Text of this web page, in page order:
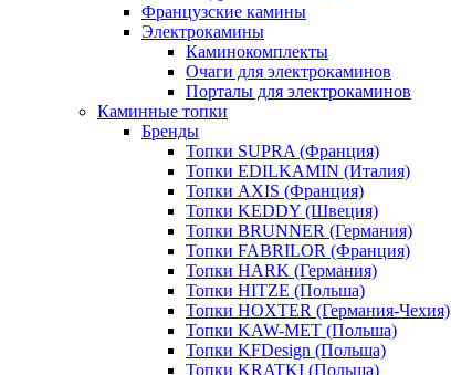
Французские камины
Электрокамины
Каминокомплекты
Очаги для электрокаминов
Порталы для электрокаминов
Каминные топки
Бренды
Топки SUPRA (Франция)
Топки EDILKAMIN (Италия)
Топки AXIS (Франция)
Топки KEDDY (Швеция)
Топки BRUNNER (Германия)
Топки FABRILOR (Франция)
Топки HARK (Германия)
Топки HITZE (Польша)
Топки HOXTER (Германия-Чехия)
Топки KAW-MET (Польша)
Топки KFDesign (Польша)
Топки KRATKI (Польша)